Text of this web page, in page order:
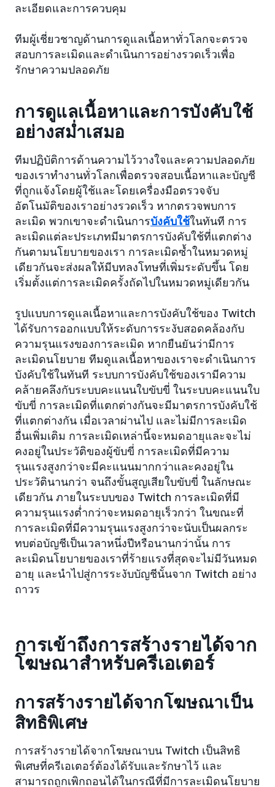
ละเอียดและการควบคุม
ทีมผู้เชี่ยวชาญด้านการดูแลเนื้อหาทั่วโลกจะตรวจ
สอบการละเมิดและดำเนินการอย่างรวดเร็วเพื่อ
รักษาความปลอดภัย
การดูแลเนื้อหาและการบังคับใช้
อย่างสม่ำเสมอ
ทีมปฏิบัติการด้านความไว้วางใจและความปลอดภัย
ของเราทำงานทั่วโลกเพื่อตรวจสอบเนื้อหาและบัญชี
ที่ถูกแจ้งโดยผู้ใช้และโดยเครื่องมือตรวจจับ
อัตโนมัติของเราอย่างรวดเร็ว หากตรวจพบการ
ละเมิด พวกเขาจะดำเนินการบังคับใช้ในทันที การ
ละเมิดแต่ละประเภทมีมาตรการบังคับใช้ที่แตกต่าง
กันตามนโยบายของเรา การละเมิดซ้ำในหมวดหมู่
เดียวกันจะส่งผลให้มีบทลงโทษที่เพิ่มระดับขึ้น โดย
เริ่มตั้งแต่การละเมิดครั้งถัดไปในหมวดหมู่เดียวกัน
รูปแบบการดูแลเนื้อหาและการบังคับใช้ของ Twitch
ได้รับการออกแบบให้ระดับการระงับสอดคล้องกับ
ความรุนแรงของการละเมิด หากยืนยันว่ามีการ
ละเมิดนโยบาย ทีมดูแลเนื้อหาของเราจะดำเนินการ
บังคับใช้ในทันที ระบบการบังคับใช้ของเรามีความ
คล้ายคลึงกับระบบคะแนนใบขับขี่ ในระบบคะแนนใบ
ขับขี่ การละเมิดที่แตกต่างกันจะมีมาตรการบังคับใช้
ที่แตกต่างกัน เมื่อเวลาผ่านไป และไม่มีการละเมิด
อื่นเพิ่มเติม การละเมิดเหล่านี้จะหมดอายุและจะไม่
คงอยู่ในประวัติของผู้ขับขี่ การละเมิดที่มีความ
รุนแรงสูงกว่าจะมีคะแนนมากกว่าและคงอยู่ใน
ประวัตินานกว่า จนถึงขั้นสูญเสียใบขับขี่ ในลักษณะ
เดียวกัน ภายในระบบของ Twitch การละเมิดที่มี
ความรุนแรงต่ำกว่าจะหมดอายุเร็วกว่า ในขณะที่
การละเมิดที่มีความรุนแรงสูงกว่าจะนับเป็นผลกระ
ทบต่อบัญชีเป็นเวลาหนึ่งปีหรือนานกว่านั้น การ
ละเมิดนโยบายของเราที่ร้ายแรงที่สุดจะไม่มีวันหมด
อายุ และนำไปสู่การระงับบัญชีนั้นจาก Twitch อย่าง
ถาวร
การเข้าถึงการสร้างรายได้จาก
โฆษณาสำหรับครีเอเตอร์
การสร้างรายได้จากโฆษณาเป็น
สิทธิพิเศษ
การสร้างรายได้จากโฆษณาบน Twitch เป็นสิทธิ
พิเศษที่ครีเอเตอร์ต้องได้รับและรักษาไว้ และ
สามารถถูกเพิกถอนได้ในกรณีที่มีการละเมิดนโยบาย